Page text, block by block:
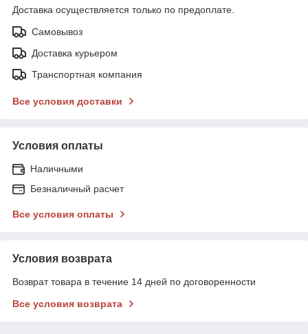
Доставка осуществляется только по предоплате.
Самовывоз
Доставка курьером
Транспортная компания
Все условия доставки
Условия оплаты
Наличными
Безналичный расчет
Все условия оплаты
Условия возврата
Возврат товара в течение 14 дней по договоренности
Все условия возврата